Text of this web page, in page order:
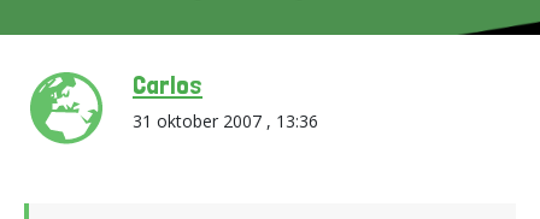
Carlos
31 oktober 2007 , 13:36